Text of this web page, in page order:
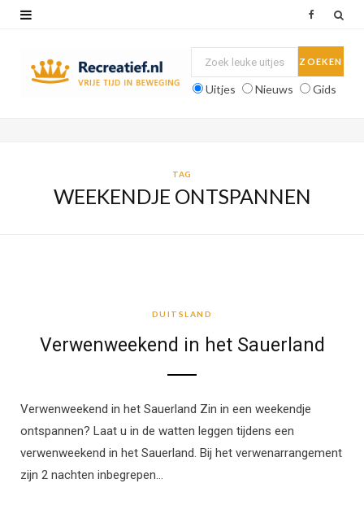
Uitjes Nieuws Gids
TAG
WEEKENDJE ONTSPANNEN
DUITSLAND
Verwenweekend in het Sauerland
Verwenweekend in het Sauerland Zin in een weekendje
ontspannen? Laat u in de watten leggen tijdens een
verwenweekend in het Sauerland. Bij het verwenarrangement
zijn 2 nachten inbegrepen…